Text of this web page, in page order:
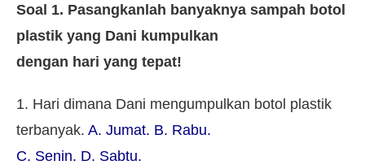
Soal 1. Pasangkanlah banyaknya sampah botol
plastik yang Dani kumpulkan
dengan hari yang tepat!
1. Hari dimana Dani mengumpulkan botol plastik
terbanyak. A. Jumat. B. Rabu.
C. Senin. D. Sabtu.